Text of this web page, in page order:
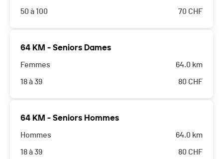
50 à 100 70 CHF
64 KM - Seniors Dames
Femmes
18 à 39
64.0 km
80 CHF
64 KM - Seniors Hommes
Hommes
18 à 39
64.0 km
80 CHF